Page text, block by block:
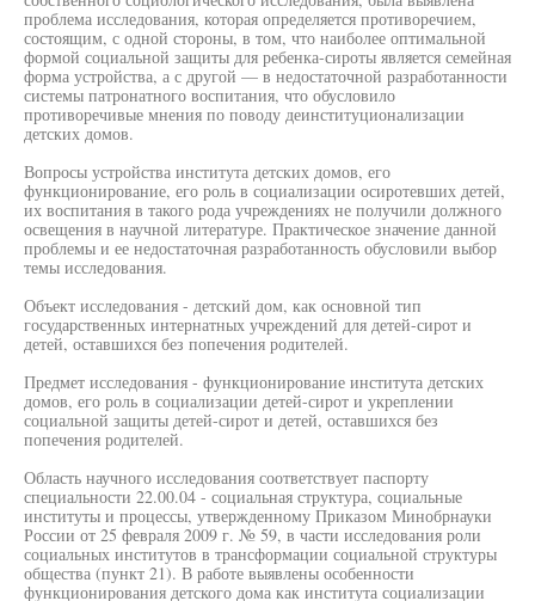
проблема исследования, которая определяется противоречием,
состоящим, с одной стороны, в том, что наиболее оптимальной
формой социальной защиты для ребенка-сироты является семейная
форма устройства, а с другой — в недостаточной разработанности
системы патронатного воспитания, что обусловило
противоречивые мнения по поводу деинституционализации
детских домов.
Вопросы устройства института детских домов, его
функционирование, его роль в социализации осиротевших детей,
их воспитания в такого рода учреждениях не получили должного
освещения в научной литературе. Практическое значение данной
проблемы и ее недостаточная разработанность обусловили выбор
темы исследования.
Объект исследования - детский дом, как основной тип
государственных интернатных учреждений для детей-сирот и
детей, оставшихся без попечения родителей.
Предмет исследования - функционирование института детских
домов, его роль в социализации детей-сирот и укреплении
социальной защиты детей-сирот и детей, оставшихся без
попечения родителей.
Область научного исследования соответствует паспорту
специальности 22.00.04 - социальная структура, социальные
институты и процессы, утвержденному Приказом Минобрнауки
России от 25 февраля 2009 г. № 59, в части исследования роли
социальных институтов в трансформации социальной структуры
общества (пункт 21). В работе выявлены особенности
функционирования детского дома как института социализации